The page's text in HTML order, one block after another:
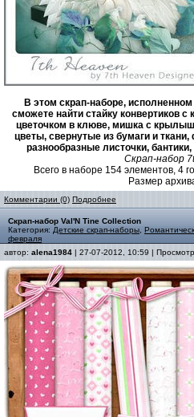
В этом скрап-наборе,
сможете найти стайку конвертиков
цветочком в клюве, мишка с
цветы, свернутые из бумаги и
разнообразные листочки,
Скрап-набор
Всего в наборе 154 элементов, 4
Размер
Комментарии (0) Подробнее
Скрап-набор Val'N Tine Collection
Категория: Детские скрап-наборы
февраля
автор: alena1984 | 27-07-2012, 10:59 |